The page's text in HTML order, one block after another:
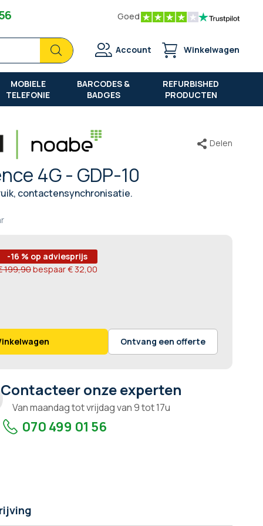
Goed
Zoek
Zoek
Account Winkelwagen
MOBIELE
TELEFONIE
BARCODES &
BADGES
REFURBISHED
PRODUCTEN
4G - GDP-10
contactensynchronisatie.
Delen
-16 % op adviesprijs
199,90bespaar€ 32,00
Ontvang een offerte
Contacteer onze experten
Van maandag tot vrijdag van 9 tot 17u
070 499 01 56